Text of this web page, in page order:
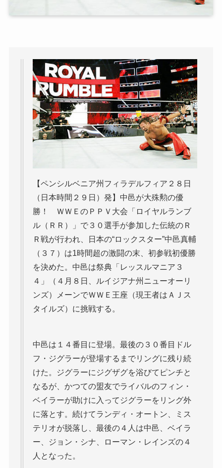
【ペンシルベニア州フィラデルフィア２８日
（日本時間２９日）発】中邑が大殊勲の優
勝！ ＷＷＥのＰＰＶ大会「ロイヤルランブ
ル（ＲＲ）」で３０選手が参加した伝統のＲ
Ｒ戦が行われ、日本の“ロックスター”中邑真輔
（３７）は1時間超の激闘の末、初参戦初優勝
を決めた。中邑は祭典「レッスルマニア３
４」（４月８日、ルイジアナ州ニューオーリ
ンズ）メーンでＷＷＥ王座（現王者はＡＪス
タイルズ）に挑戦する。
中邑は１４番目に登場。最後の３０番目ドル
フ・ジグラーが登場するまでリングに残り続
けた。ジグラーにジグザグを浴びてピンチと
なるが、かつての盟友でライバルのフィン・
ベイラーが助けに入ってジグラーをリング外
に落とす。続けてランディ・オートン、ミス
テリオが脱落し、最後の４人は中邑、ベイラ
ー、ジョン・シナ、ローマン・レインズの４
人となった。